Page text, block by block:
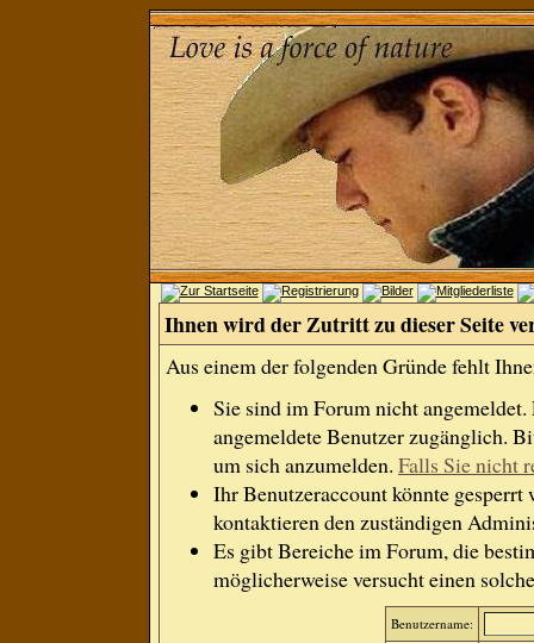
Ihnen wird der Zutritt zu dieser Seite
Aus einem der folgenden Gründe fehlt
Sie sind im Forum nicht
angemeldete Benutzer zugänglich.
um sich anzumelden. Falls Sie nicht
Ihr Benutzeraccount könnte gesperrt
kontaktieren den zuständigen
Es gibt Bereiche im Forum, die
möglicherweise versucht einen
Benutzername: